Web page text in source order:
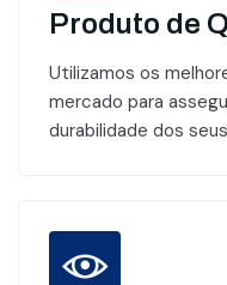
Produto de
Utilizamos os
mercado para
durabilidade dos